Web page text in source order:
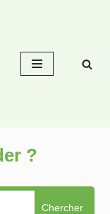
?
Chercher